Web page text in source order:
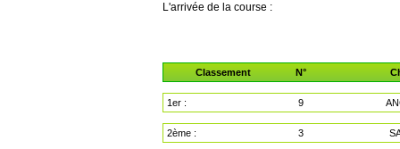
L'arrivée de la course :
Classement N°
1er : 9
2ème : 3